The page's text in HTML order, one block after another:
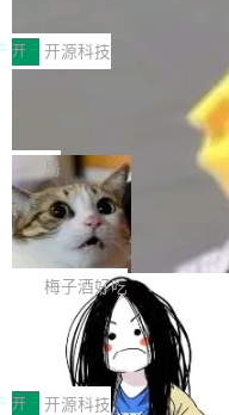
于自研UCL-Engine通信引
持续开源更多基于UCL-
件。 腾讯网平团队在UCL-
个独立于业务线程的全局通
助力企业AI研发安全落地
经开始引入 AI Coding 工具
型或企业内部部署模型提升
Coding 从个人辅助工具逐
级应用，企业在规模化落地
可控性和代码质量提出了更
安全与合规要求。对于大多
有云模型能够满足快速试用
但对于金融、能源、医疗等
前不久，工业和信息化部
智能应用典型案例名单》，
各领域的应用成果，覆盖技
产品应用、支撑保障、专题
AI算力网关（AI创新平台）
各业的Agent走向规模化建
渐丰富，用户关注的重点也
让AI用起来，还要进一步看
Token花在哪里、算力是否
续增长的AI成本该如何优化
正是围绕这些实际问题，
理两个方面，让用户的每一
得住、用得稳、省得下、更
始，Token使用一目...
开 开源科技
Jeff Dean 离开 Google
束，一个实验室的开始
Google 员工编号 20。
Bigtable 作者之一。
Gemini 的架构师。Google
ean 在 Google 工作了 27
不是一个人走。一同离开的
wat（Google 员工编号 23
年的编程搭档，
作者）、Quoc Le（
q2Seq 和 DocAI 的共同发
yals（Gemini 联合负责人
局
🔥 SolonCode
字体可调、22 种语言、
打开终端就能上岗的全中
把「看得清、用母语、记得
齐。 SolonCode 是什么
耳科技研发的企业级终端
中文驱动的数字员工，自主
骤、编写代码。不挑模型、
梅子酒好吃
让“代码语义理解”深度
价值潜能：华为云码道
代码仓技术解析
一、代码仓深度理解技术
程实践中，代码仓是企业核
开 开源科技